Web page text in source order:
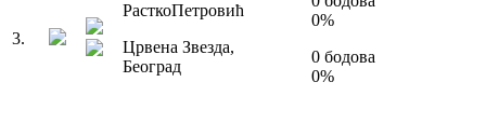
3.
РасткоПетровић
Црвена Звезда,
Београд
0%
0 бодова
0%